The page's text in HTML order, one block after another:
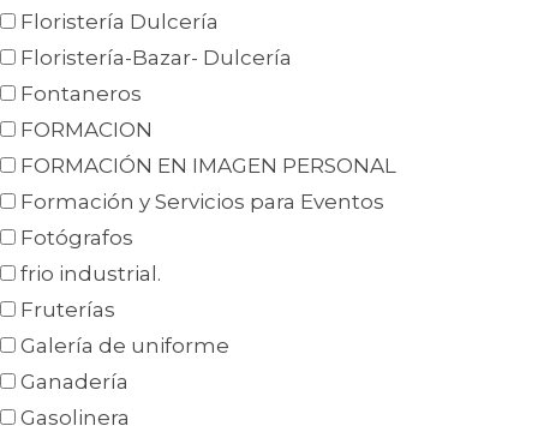
Floristería Dulcería
Floristería-Bazar- Dulcería
Fontaneros
FORMACION
FORMACIÓN EN IMAGEN PERSONAL
Formación y Servicios para Eventos
Fotógrafos
frio industrial.
Fruterías
Galería de uniforme
Ganadería
Gasolinera